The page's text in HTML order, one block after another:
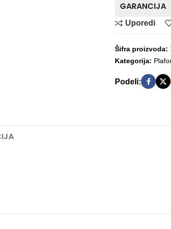
GARANCIJA
Uporedi
Šifra proizvoda:
Kategorija:
Podeli: